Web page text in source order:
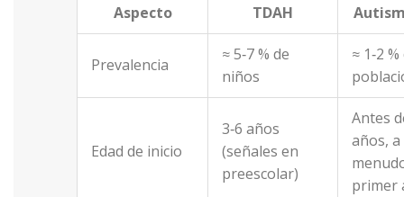
Aspecto
TDAH
Prevalencia
≈ 5‑7 % de
niños
≈ 1‑2
Edad de inicio
3‑6 años
(señales en
preescolar)
Antes
años, a
primer